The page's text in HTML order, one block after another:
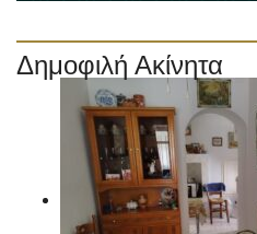
Δημοφιλή Ακίνητα